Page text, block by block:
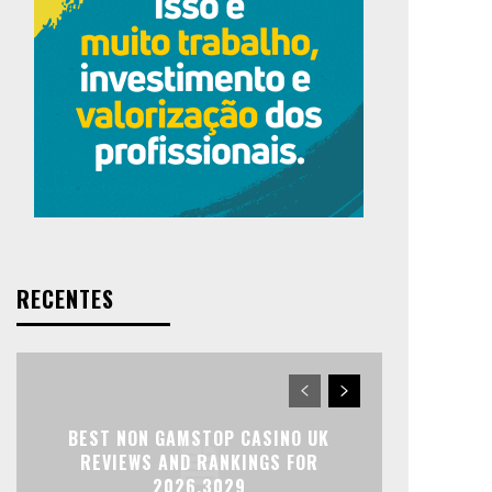
RECENTES
BEST NON GAMSTOP CASINO UK
REVIEWS AND RANKINGS FOR